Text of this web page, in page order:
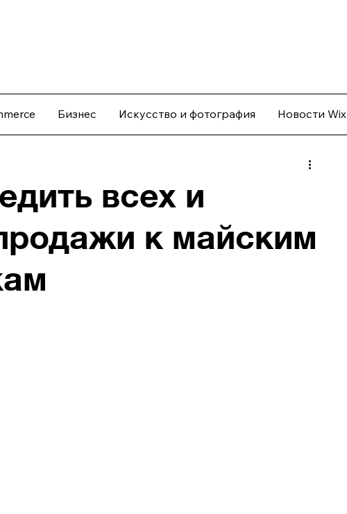
Бизнес Искусство и фотография Новости Wix
всех и
к майским